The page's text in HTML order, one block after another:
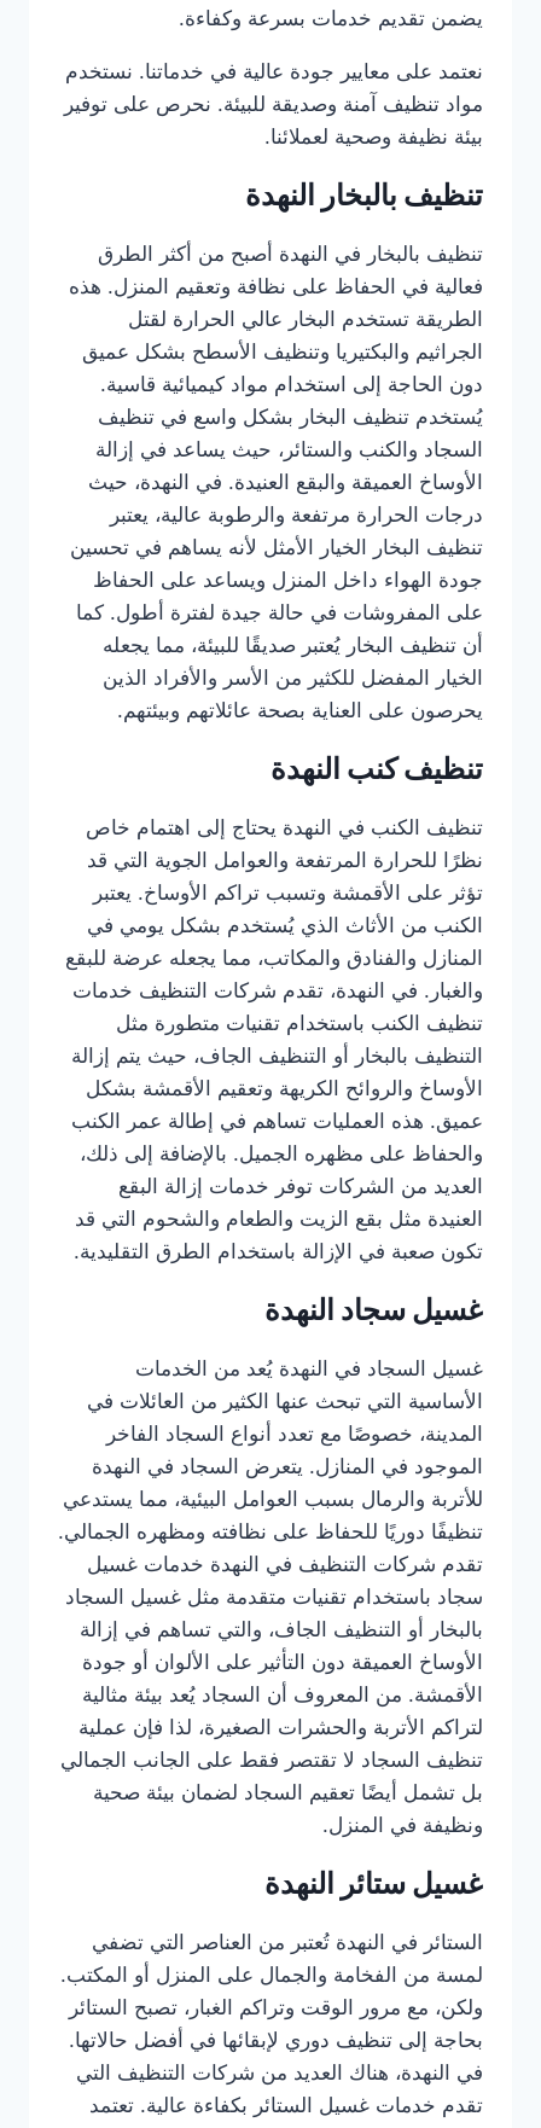
يضمن تقديم خدمات بسرعة وكفاءة.
نعتمد على معايير جودة عالية في خدماتنا. نستخدم
مواد تنظيف آمنة وصديقة للبيئة. نحرص على توفير
بيئة نظيفة وصحية لعملائنا.
تنظيف بالبخار النهدة
تنظيف بالبخار في النهدة أصبح من أكثر الطرق
فعالية في الحفاظ على نظافة وتعقيم المنزل. هذه
الطريقة تستخدم البخار عالي الحرارة لقتل
الجراثيم والبكتيريا وتنظيف الأسطح بشكل عميق
دون الحاجة إلى استخدام مواد كيميائية قاسية.
يُستخدم تنظيف البخار بشكل واسع في تنظيف
السجاد والكنب والستائر، حيث يساعد في إزالة
الأوساخ العميقة والبقع العنيدة. في النهدة، حيث
درجات الحرارة مرتفعة والرطوبة عالية، يعتبر
تنظيف البخار الخيار الأمثل لأنه يساهم في تحسين
جودة الهواء داخل المنزل ويساعد على الحفاظ
على المفروشات في حالة جيدة لفترة أطول. كما
أن تنظيف البخار يُعتبر صديقًا للبيئة، مما يجعله
الخيار المفضل للكثير من الأسر والأفراد الذين
يحرصون على العناية بصحة عائلاتهم وبيئتهم.
تنظيف كنب النهدة
تنظيف الكنب في النهدة يحتاج إلى اهتمام خاص
نظرًا للحرارة المرتفعة والعوامل الجوية التي قد
تؤثر على الأقمشة وتسبب تراكم الأوساخ. يعتبر
الكنب من الأثاث الذي يُستخدم بشكل يومي في
المنازل والفنادق والمكاتب، مما يجعله عرضة للبقع
والغبار. في النهدة، تقدم شركات التنظيف خدمات
تنظيف الكنب باستخدام تقنيات متطورة مثل
التنظيف بالبخار أو التنظيف الجاف، حيث يتم إزالة
الأوساخ والروائح الكريهة وتعقيم الأقمشة بشكل
عميق. هذه العمليات تساهم في إطالة عمر الكنب
والحفاظ على مظهره الجميل. بالإضافة إلى ذلك،
العديد من الشركات توفر خدمات إزالة البقع
العنيدة مثل بقع الزيت والطعام والشحوم التي قد
تكون صعبة في الإزالة باستخدام الطرق التقليدية.
غسيل سجاد النهدة
غسيل السجاد في النهدة يُعد من الخدمات
الأساسية التي تبحث عنها الكثير من العائلات في
المدينة، خصوصًا مع تعدد أنواع السجاد الفاخر
الموجود في المنازل. يتعرض السجاد في النهدة
للأتربة والرمال بسبب العوامل البيئية، مما يستدعي
تنظيفًا دوريًا للحفاظ على نظافته ومظهره الجمالي.
تقدم شركات التنظيف في النهدة خدمات غسيل
سجاد باستخدام تقنيات متقدمة مثل غسيل السجاد
بالبخار أو التنظيف الجاف، والتي تساهم في إزالة
الأوساخ العميقة دون التأثير على الألوان أو جودة
الأقمشة. من المعروف أن السجاد يُعد بيئة مثالية
لتراكم الأتربة والحشرات الصغيرة، لذا فإن عملية
تنظيف السجاد لا تقتصر فقط على الجانب الجمالي
بل تشمل أيضًا تعقيم السجاد لضمان بيئة صحية
ونظيفة في المنزل.
غسيل ستائر النهدة
الستائر في النهدة تُعتبر من العناصر التي تضفي
لمسة من الفخامة والجمال على المنزل أو المكتب.
ولكن، مع مرور الوقت وتراكم الغبار، تصبح الستائر
بحاجة إلى تنظيف دوري لإبقائها في أفضل حالاتها.
في النهدة، هناك العديد من شركات التنظيف التي
تقدم خدمات غسيل الستائر بكفاءة عالية. تعتمد